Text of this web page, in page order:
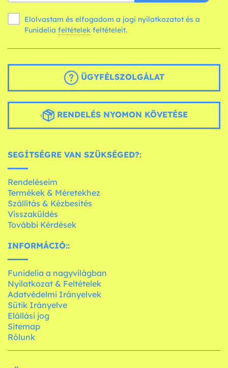
Elolvastam és elfogadom a jogi nyilatkozatot és a
Funidelia feltételek feltételeit.
ÜGYFÉLSZOLGÁLAT
RENDELÉS NYOMON KÖVETÉSE
SEGÍTSÉGRE VAN SZÜKSÉGED?:
Rendeléseim
Termékek & Méretekhez
Szállítás & Kézbesítés
Visszaküldés
További Kérdések
INFORMÁCIÓ::
Funidelia a nagyvilágban
Nyilatkozat & Feltételek
Adatvédelmi Irányelvek
Sütik Irányelve
Elállási jog
Sitemap
Rólunk